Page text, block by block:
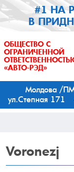
#1 НА
В
ОБЩЕСТВО С
ОГРАНИЧЕННОЙ
«АВТО-РЭД»
Молдова /
ул.Степная
Voronezj